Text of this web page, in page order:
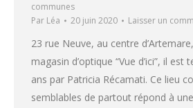
communes
Par Léa 20 juin 2020 Laisser un
23 rue Neuve, au centre
magasin d’optique “Vue d’ici”, il est
ans par Patricia Récamati. Ce lieu
semblables de partout répond à